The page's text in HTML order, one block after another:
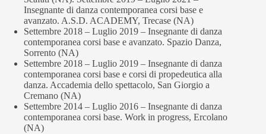
Insegnante di danza contemporanea corsi base e
avanzato. A.S.D. ACADEMY, Trecase (NA)
Settembre 2018 – Luglio 2019 – Insegnante di danza
contemporanea corsi base e avanzato. Spazio Danza,
Sorrento (NA)
Settembre 2018 – Luglio 2019 – Insegnante di danza
contemporanea corsi base e corsi di propedeutica alla
danza. Accademia dello spettacolo, San Giorgio a
Cremano (NA)
Settembre 2014 – Luglio 2016 – Insegnante di danza
contemporanea corsi base. Work in progress, Ercolano
(NA)